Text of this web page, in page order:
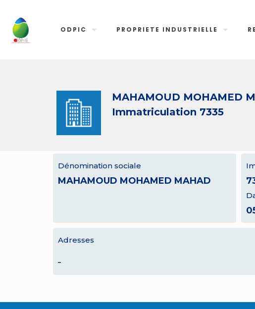
ODPIC PROPRIETE INDUSTRIELLE
MAHAMOUD MOHAMED
Immatriculation 7335
Dénomination sociale
MAHAMOUD MOHAMED MAHAD
Adresses
–